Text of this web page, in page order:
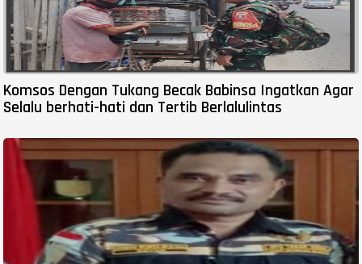
Komsos Dengan Tukang Becak Babinsa Ingatkan Agar
Selalu berhati-hati dan Tertib Berlalulintas